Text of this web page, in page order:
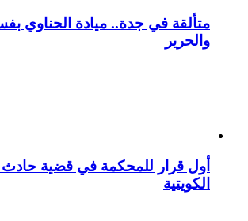
متألقة في جدة.. ميادة الحناوي
والحرير
أول قرار للمحكمة في قضية حادث
الكويتية